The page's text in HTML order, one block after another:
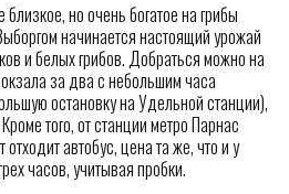
но очень богатое на грибы
начинается настоящий урожай
и белых грибов. Добраться можно на
за два с небольшим часа
остановку на Удельной станции),
того, от станции метро Парнас
автобус, цена та же, что и у
часов, учитывая пробки.